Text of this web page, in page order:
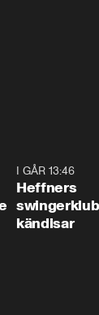
I GÅR 13:46
Heffners
kändisar